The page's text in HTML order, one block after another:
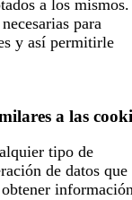
a los mismos.
para
y así permitirle
a las
tipo de
de datos que